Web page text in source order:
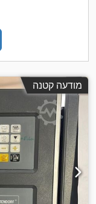
מודעה קטנה